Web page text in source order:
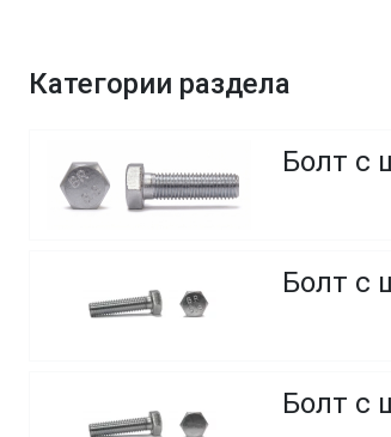
Категории раздела
Болт с
Болт с
Болт с